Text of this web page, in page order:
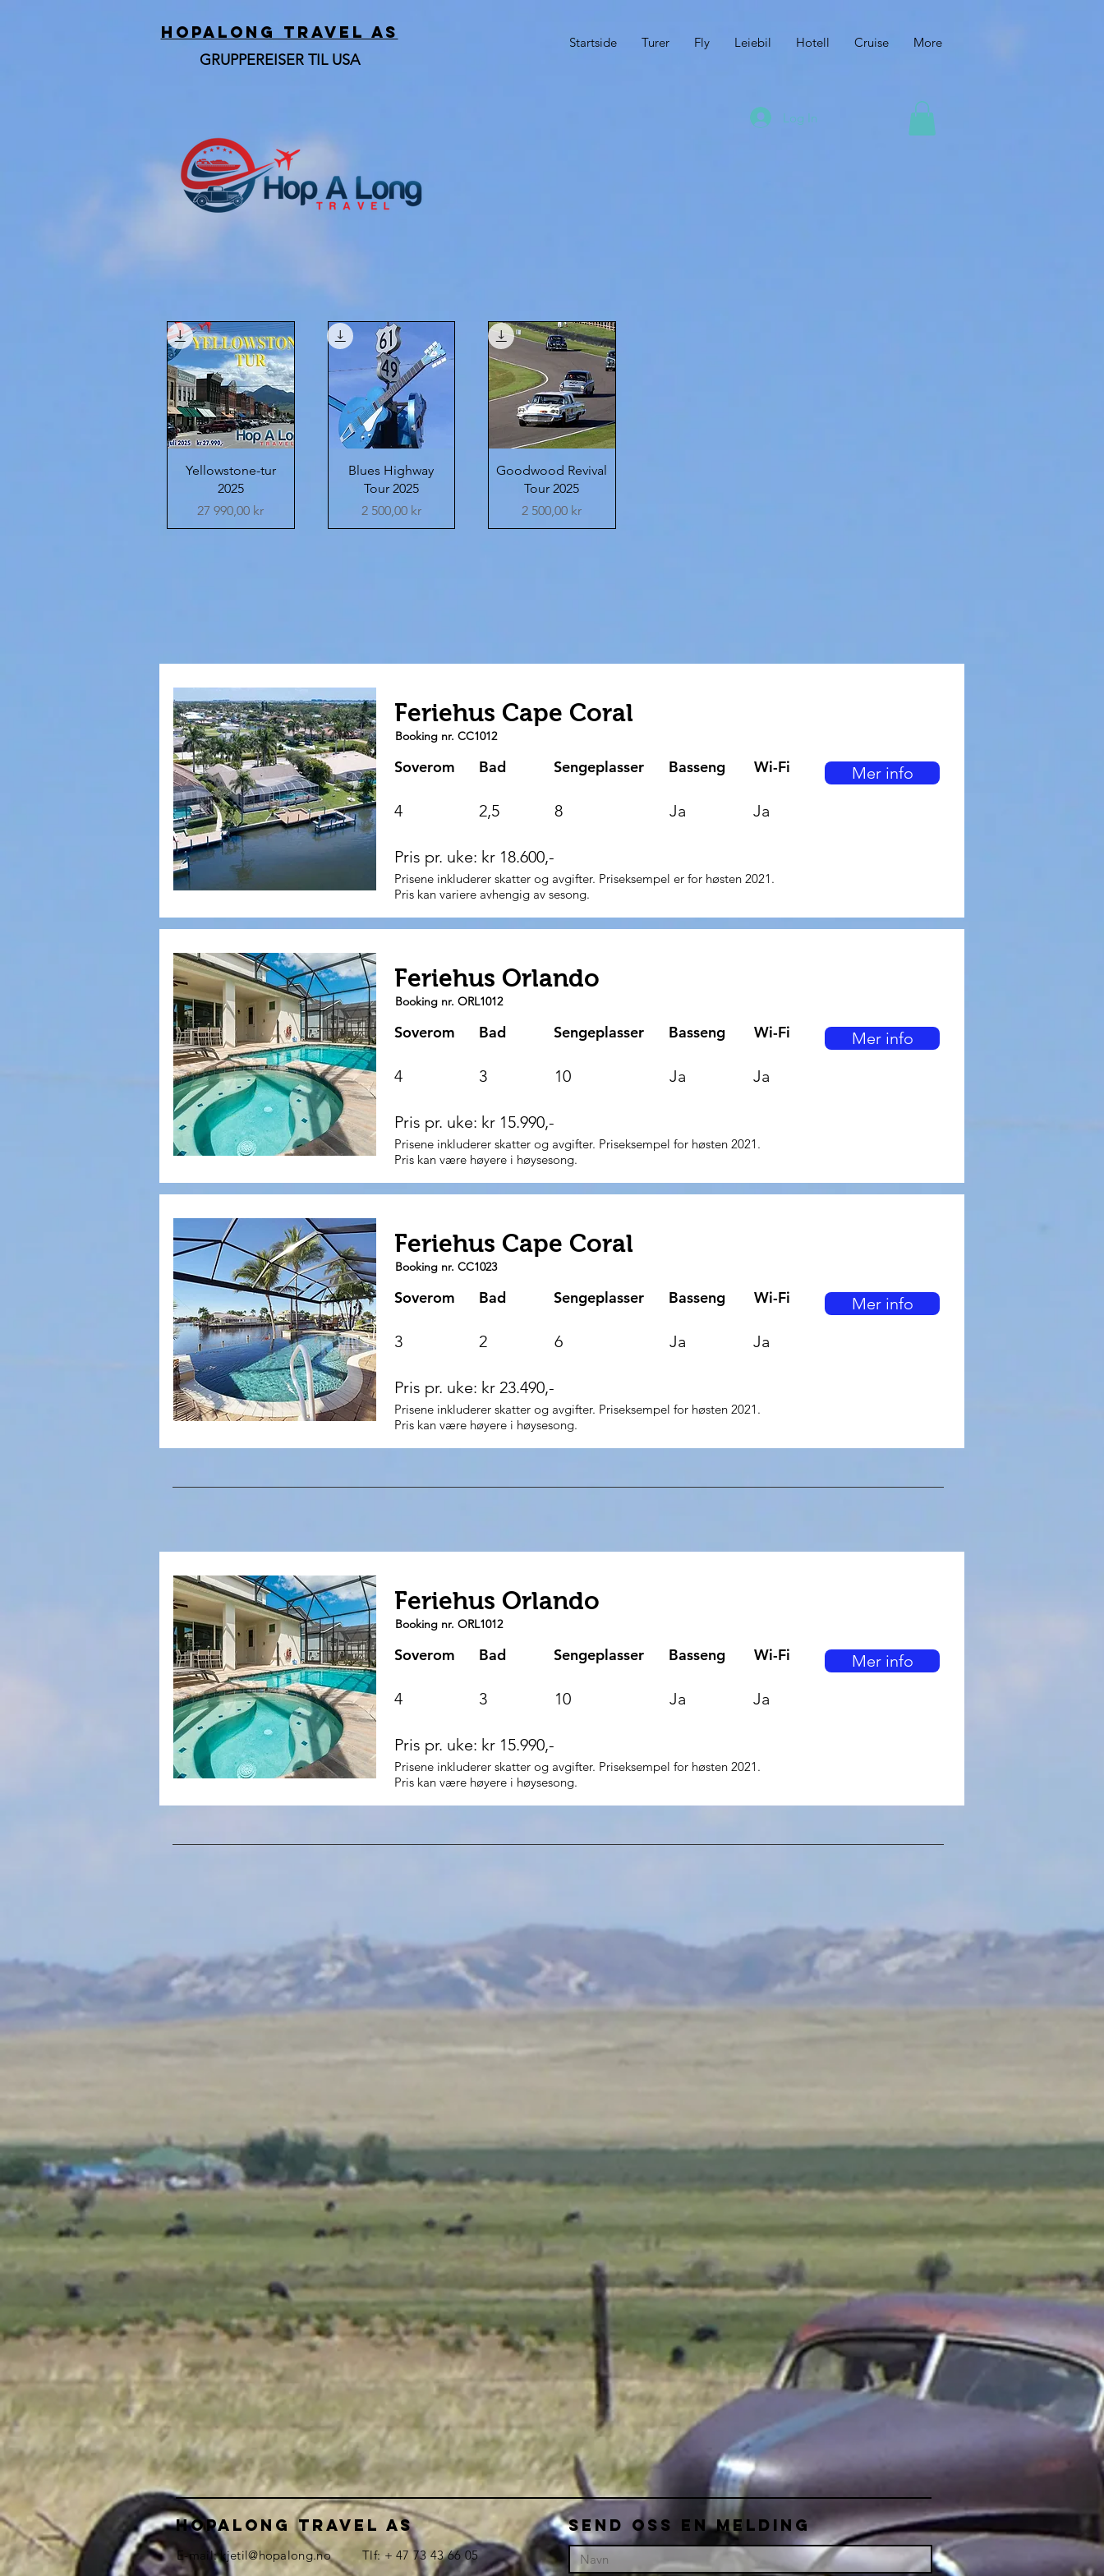
HOPALONG TRAVEL AS
GRUPPEREISER TIL USA
Startside Turer Fly Leiebil Hotell Cruise More
Log In
Quick View
Yellowstone-tur
2025
Price
27 990,00 kr
Quick View
Blues Highway
Tour 2025
Price
2 500,00 kr
Quick View
Goodwood Revival
Tour 2025
Price
2 500,00 kr
Feriehus Cape Coral
Booking nr. CC1012
Soverom
4
Bad Sengeplasser
2,5 8
Basseng Wi-Fi
Mer info
Ja
Ja
Pris pr. uke: kr 18.600,-
Prisene inkluderer skatter og avgifter. Priseksempel er for høsten 2021.
Pris kan variere avhengig av sesong.
Feriehus Orlando
Booking nr. ORL1012
Soverom
4
Bad Sengeplasser
3 10
Basseng Wi-Fi
Mer info
Ja
Ja
Pris pr. uke: kr 15.990,-
Prisene inkluderer skatter og avgifter. Priseksempel for høsten 2021.
Pris kan være høyere i høysesong.
Feriehus Cape Coral
Booking nr. CC1023
Soverom
3
Bad Sengeplasser
2 6
Basseng Wi-Fi
Mer info
Ja
Ja
Pris pr. uke: kr 23.490,-
Prisene inkluderer skatter og avgifter. Priseksempel for høsten 2021.
Pris kan være høyere i høysesong.
Feriehus Orlando
Booking nr. ORL1012
Soverom
4
Bad Sengeplasser
3 10
Basseng Wi-Fi
Mer info
Ja
Ja
Pris pr. uke: kr 15.990,-
Prisene inkluderer skatter og avgifter. Priseksempel for høsten 2021.
Pris kan være høyere i høysesong.
HOPALONG TRAVEL AS Send oss en melding
E-mail:kjetil@hopalong.no Tlf: + 47 73 43 66 05